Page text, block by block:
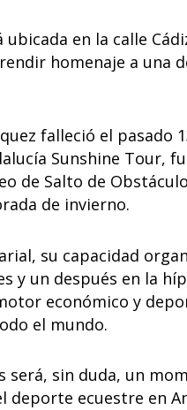
ubicada en la calle
homenaje a una
falleció el
Sunshine Tour,
de Salto de
de invierno.
su capacidad
y un después en la
económico y
el mundo.
será, sin duda, un
deporte ecuestre en